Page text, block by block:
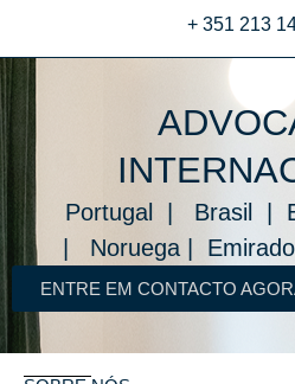
+ 351 213
Portugal | Brasil |
| Noruega |
ENTRE EM CONTACTO